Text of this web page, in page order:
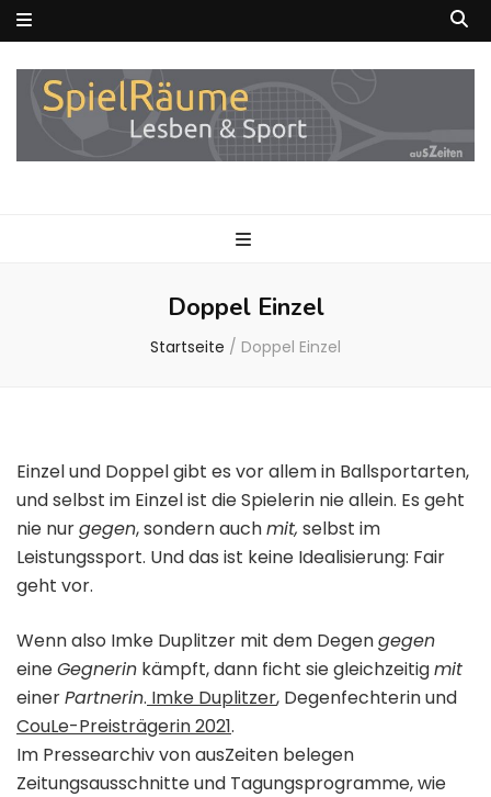
Doppel Einzel
Startseite / Doppel Einzel
Einzel und Doppel gibt es vor allem in Ballsportarten,
und selbst im Einzel ist die Spielerin nie allein. Es geht
nie nurgegen, sondern auchmit, selbst im
Leistungssport. Und das ist keine Idealisierung: Fair
geht vor.
Wenn also Imke Duplitzer mit dem Degengegen
eineGegnerin kämpft, dann ficht sie gleichzeitigmit
einerPartnerin. Imke Duplitzer, Degenfechterin und
CouLe-Preisträgerin 2021.
Im Pressearchiv von ausZeiten belegen
Zeitungsausschnitte und Tagungsprogramme, wie